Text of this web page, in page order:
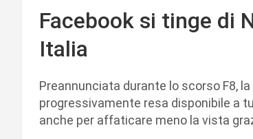
Facebook si tinge di
Italia
Preannunciata durante lo scorso F8,
progressivamente resa disponibile a
anche per affaticare meno la vista